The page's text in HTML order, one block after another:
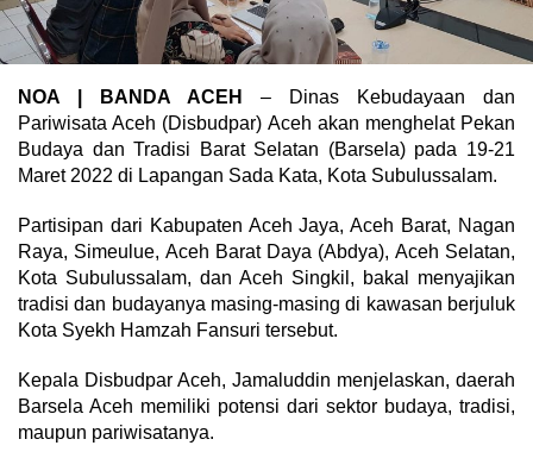
NOA | BANDA ACEH
– Dinas Kebudayaan dan
Pariwisata Aceh (Disbudpar) Aceh akan menghelat Pekan
Budaya dan Tradisi Barat Selatan (Barsela) pada 19-21
Maret 2022 di Lapangan Sada Kata, Kota Subulussalam.
Partisipan dari Kabupaten Aceh Jaya, Aceh Barat, Nagan
Raya, Simeulue, Aceh Barat Daya (Abdya), Aceh Selatan,
Kota Subulussalam, dan Aceh Singkil, bakal menyajikan
tradisi dan budayanya masing-masing di kawasan berjuluk
Kota Syekh Hamzah Fansuri tersebut.
Kepala Disbudpar Aceh, Jamaluddin menjelaskan, daerah
Barsela Aceh memiliki potensi dari sektor budaya, tradisi,
maupun pariwisatanya.